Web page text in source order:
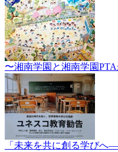
〜湘南学園と湘南学園
「未来を共に創る学び